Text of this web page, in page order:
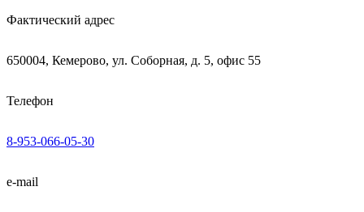
Фактический адрес
650004, Кемерово, ул. Соборная, д. 5, офис 55
Телефон
8-953-066-05-30
e-mail